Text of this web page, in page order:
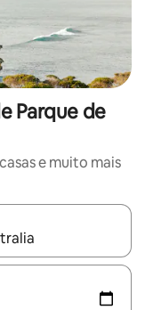
Parque de
e muito mais
explore-os